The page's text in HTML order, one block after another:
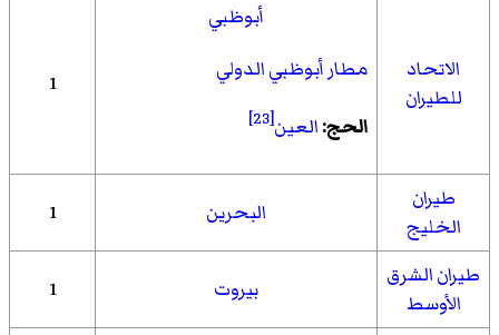
الاتحاد
للطيران
أبوظبي
مطار أبوظبي الدولي
الحج:العين[23]
1
طيران
الخليج
البحرين 1
طيران الشرق
الأوسط
بيروت 1